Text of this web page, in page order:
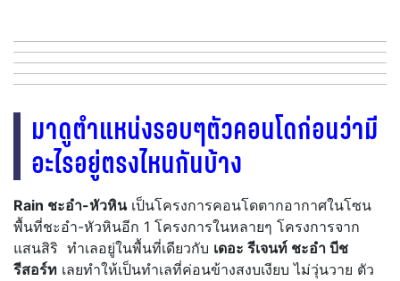
มาดูตำแหน่งรอบๆตัวคอนโดก่อนว่ามี
อะไรอยู่ตรงไหนกันบ้าง
Rain ชะอำ-หัวหินเป็นโครงการคอนโดตากอากาศในโซน
พื้นที่ชะอำ-หัวหินอีก 1 โครงการในหลายๆ โครงการจาก
แสนสิริ ทำเลอยู่ในพื้นที่เดียวกับ เดอะ รีเจนท์ ชะอำ บีช
รีสอร์ท เลยทำให้เป็นทำเลที่ค่อนข้างสงบเงียบ ไม่วุ่นวาย ตัว